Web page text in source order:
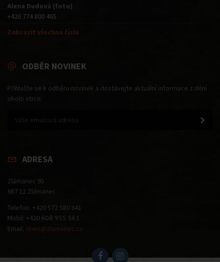
Alena Dudová (foto)
+420 774 800 465
Zobrazit všechna čísla
ODBĚR NOVINEK
Přihlašte se k odběru novinek a dostávejte aktuální informace z dění
okolo obce.
ADRESA
Zlámanec 95
687 12 Zlámanec
Telefon: +420 572 580 641
Mobil: +420 608 955 561
Email: obec@zlamanec.cz